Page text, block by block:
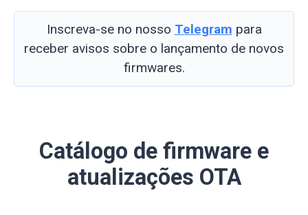
Inscreva-se no nosso Telegram para
receber avisos sobre o lançamento de novos
firmwares.
Catálogo de firmware e
atualizações OTA